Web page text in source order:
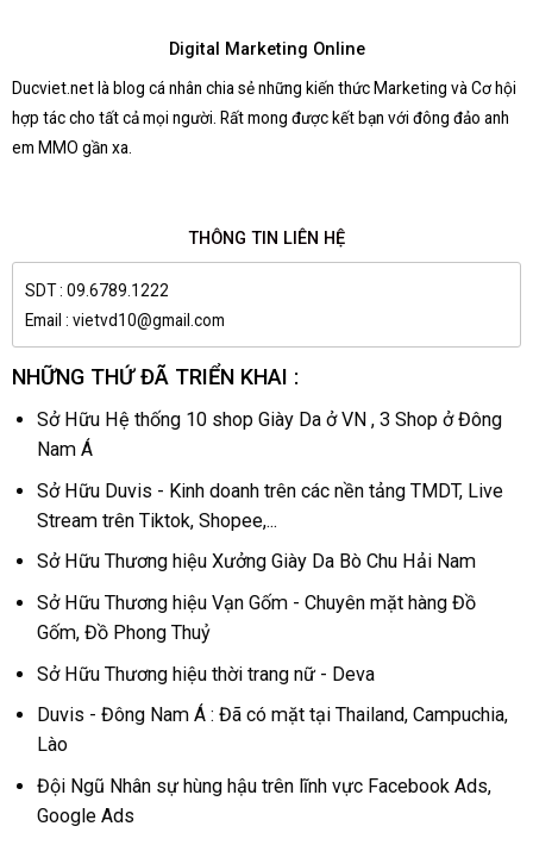
Digital Marketing Online
Ducviet.net là blog cá nhân chia sẻ những kiến thức Marketing và Cơ hội
hợp tác cho tất cả mọi người. Rất mong được kết bạn với đông đảo anh
em MMO gần xa.
THÔNG TIN LIÊN HỆ
SDT : 09.6789.1222
Email : vietvd10@gmail.com
NHỮNG THỨ ĐÃ TRIỂN KHAI :
Sở Hữu Hệ thống 10 shop Giày Da ở VN , 3 Shop ở Đông
Nam Á
Sở Hữu Duvis - Kinh doanh trên các nền tảng TMDT, Live
Stream trên Tiktok, Shopee,...
Sở Hữu Thương hiệu Xưởng Giày Da Bò Chu Hải Nam
Sở Hữu Thương hiệu Vạn Gốm - Chuyên mặt hàng Đồ
Gốm, Đồ Phong Thuỷ
Sở Hữu Thương hiệu thời trang nữ - Deva
Duvis - Đông Nam Á : Đã có mặt tại Thailand, Campuchia,
Lào
Đội Ngũ Nhân sự hùng hậu trên lĩnh vực Facebook Ads,
Google Ads